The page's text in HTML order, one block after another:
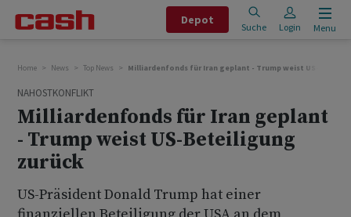
Depot
Suche Login Menu
Home News Top News Milliardenfonds für Iran geplant - Trump weist US-
NAHOSTKONFLIKT
Milliardenfonds für Iran geplant
- Trump weist US-Beteiligung
zurück
US-Präsident Donald Trump hat einer